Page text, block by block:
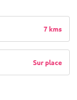
7 kms
Sur place